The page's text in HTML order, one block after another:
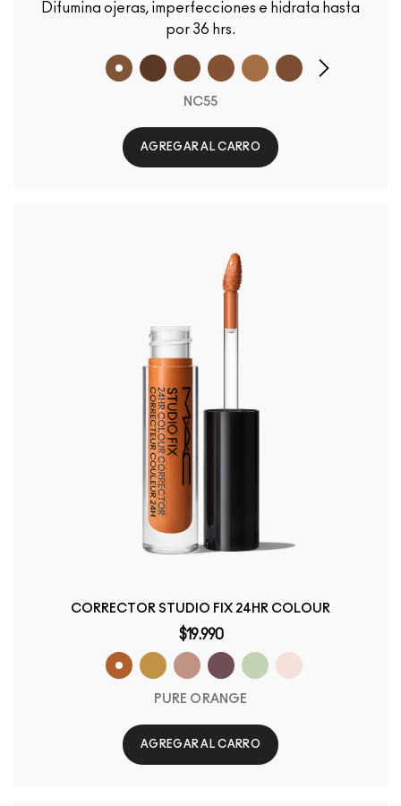
Difumina ojeras, imperfecciones e hidrata hasta
por 36 hrs.
NC55
AGREGAR AL CARRO
CORRECTOR STUDIO FIX 24HR COLOUR
$19.990
PURE ORANGE
AGREGAR AL CARRO